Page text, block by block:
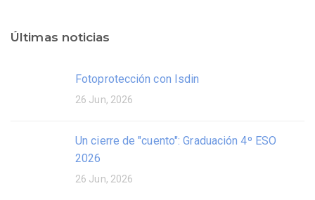
Últimas noticias
Fotoprotección con Isdin
26 Jun, 2026
Un cierre de "cuento": Graduación 4º ESO
2026
26 Jun, 2026